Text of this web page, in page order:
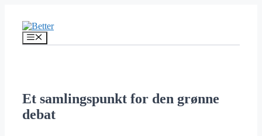
indhold
Menu
Et samlingspunkt for den grønne
debat